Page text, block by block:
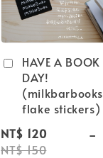
HAVE A BOOK
DAY!
(milkbarbooks
flake stickers)
NT$ 120
NT$ 150
-